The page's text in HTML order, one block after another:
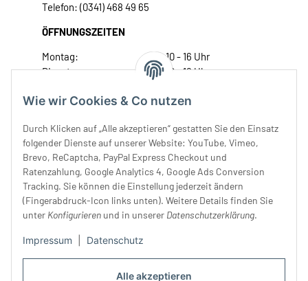
Alle akzeptieren
Wie wir Cookies & Co nutzen
Durch Klicken auf „Alle akzeptieren“ gestatten Sie den Einsatz
folgender Dienste auf unserer Website: YouTube, Vimeo,
Brevo, ReCaptcha, PayPal Express Checkout und
Ratenzahlung, Google Analytics 4, Google Ads Conversion
Tracking. Sie können die Einstellung jederzeit ändern
(Fingerabdruck-Icon links unten). Weitere Details finden Sie
unter Konfigurieren und in unserer Datenschutzerklärung.
Impressum Datenschutz
Telefon: (0341) 468 49 65
ÖFFNUNGSZEITEN
Montag:
10 - 16 Uhr
Dienstag:
10 - 16 Uhr
Donnerstag:
10 - 18 Uhr
Samstag:
10 - 14 Uhr
Unser Service
Rechtliches